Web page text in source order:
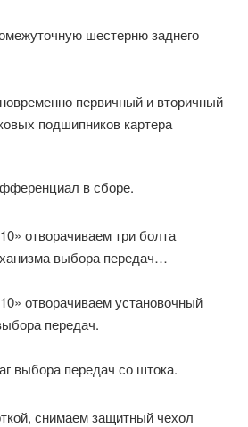
шестерню заднего
первичный и вторичный
подшипников картера
в сборе.
отворачиваем три болта
выбора передач…
отворачиваем установочный
передач.
выбора передач со штока.
снимаем защитный чехол